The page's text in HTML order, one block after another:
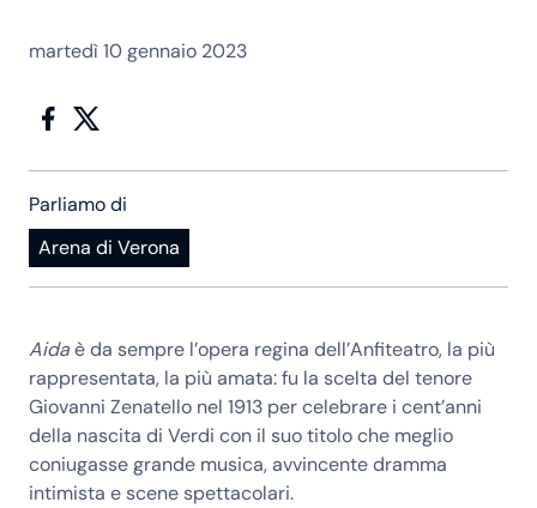
martedì 10 gennaio 2023
Parliamo di
Arena di Verona
Aidaè da sempre l’opera regina dell’Anfiteatro, la più
rappresentata, la più amata: fu la scelta del tenore
Giovanni Zenatello nel 1913 per celebrare i cent’anni
della nascita di Verdi con il suo titolo che meglio
coniugasse grande musica, avvincente dramma
intimista e scene spettacolari.